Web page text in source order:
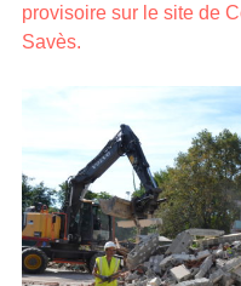
provisoire sur le site de
Savès.